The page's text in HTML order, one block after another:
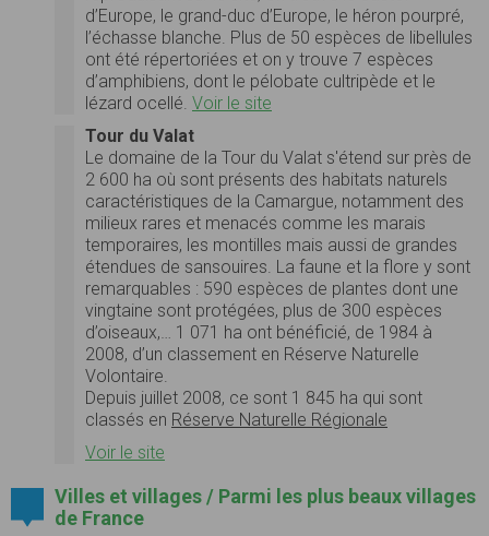
d’Europe, le grand-duc d’Europe, le héron pourpré,
l’échasse blanche. Plus de 50 espèces de libellules
ont été répertoriées et on y trouve 7 espèces
d’amphibiens, dont le pélobate cultripède et le
lézard ocellé. Voir le site
Tour du Valat
Le domaine de la Tour du Valat s'étend sur près de
2 600 ha où sont présents des habitats naturels
caractéristiques de la Camargue, notamment des
milieux rares et menacés comme les marais
temporaires, les montilles mais aussi de grandes
étendues de sansouires. La faune et la flore y sont
remarquables : 590 espèces de plantes dont une
vingtaine sont protégées, plus de 300 espèces
d’oiseaux,… 1 071 ha ont bénéficié, de 1984 à
2008, d’un classement en Réserve Naturelle
Volontaire.
Depuis juillet 2008, ce sont 1 845 ha qui sont
classés en Réserve Naturelle Régionale
Voir le site
Villes et villages / Parmi les plus beaux villages
de France